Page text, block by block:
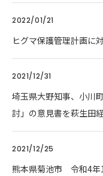
2022/01/21
ヒグマ保護管理計画
2021/12/31
埼玉県大野知事、小川
討」の意見書を萩生田
2021/12/25
熊本県菊池市 令和4年